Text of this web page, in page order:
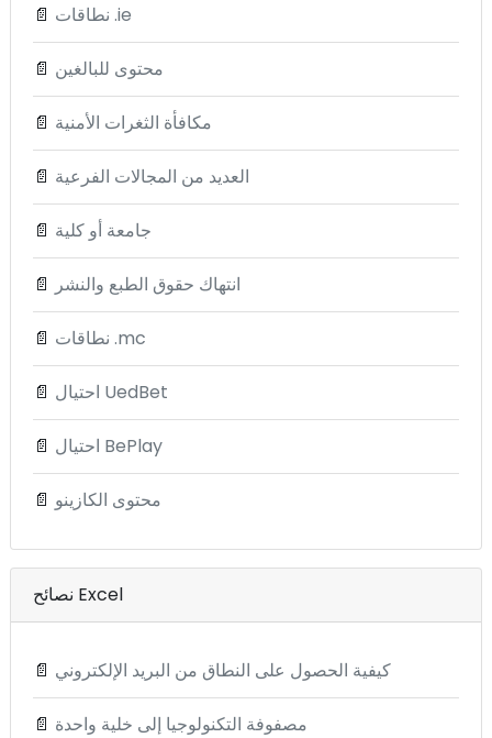
📄 نطاقات .ie
📄 محتوى للبالغين
📄 مكافأة الثغرات الأمنية
📄 العديد من المجالات الفرعية
📄 جامعة أو كلية
📄 انتهاك حقوق الطبع والنشر
📄 نطاقات .mc
📄 احتيال UedBet
📄 احتيال BePlay
📄 محتوى الكازينو
نصائح Excel
📄 كيفية الحصول على النطاق من البريد الإلكتروني
📄 مصفوفة التكنولوجيا إلى خلية واحدة